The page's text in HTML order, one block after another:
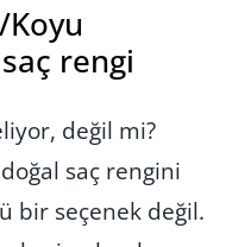
rengi
değil mi?
saç rengini
bir seçenek değil.